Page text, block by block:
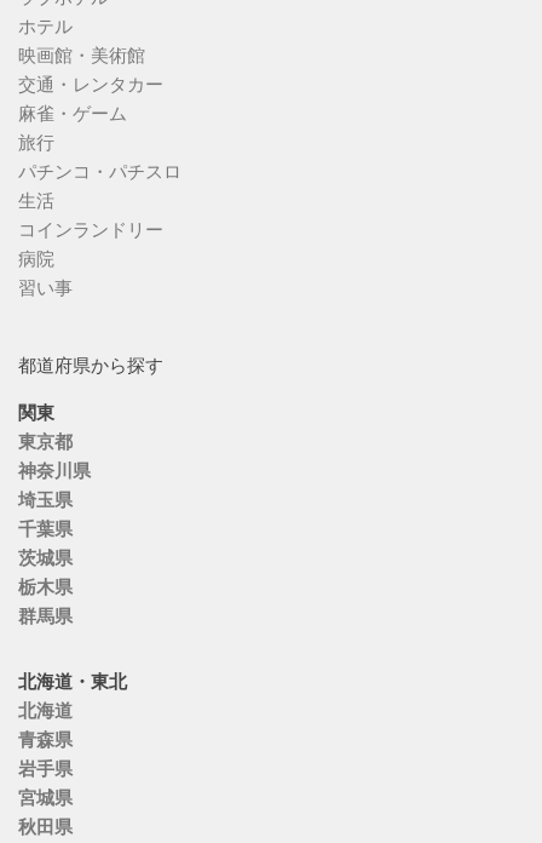
ホテル
映画館・美術館
交通・レンタカー
麻雀・ゲーム
旅行
パチンコ・パチスロ
生活
コインランドリー
病院
習い事
都道府県から探す
関東
東京都
神奈川県
埼玉県
千葉県
茨城県
栃木県
群馬県
北海道・東北
北海道
青森県
岩手県
宮城県
秋田県